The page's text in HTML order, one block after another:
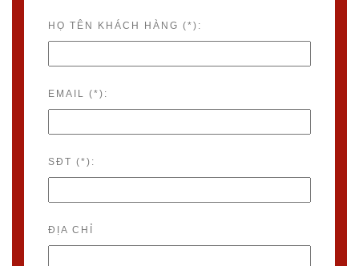
HỌ TÊN KHÁCH HÀNG (*):
EMAIL (*):
SĐT (*):
ĐỊA CHỈ